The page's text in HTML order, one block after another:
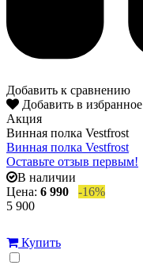
Добавить к сравнению
Добавить в избранное
Акция
Винная полка Vestfrost
Винная полка Vestfrost
Оставьте отзыв первым!
В наличии
Цена: 6 990
-16%
5 900
Купить